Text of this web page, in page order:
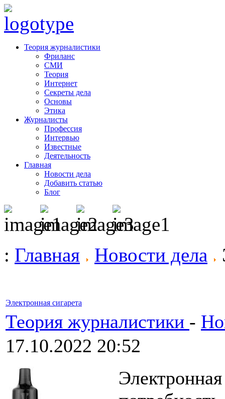
Теория журналистики
Фриланс
СМИ
Теория
Интернет
Секреты дела
Основы
Этика
Журналисты
Профессия
Интервью
Известные
Деятельность
Главная
Новости дела
Добавить статью
Блог
: Главная Новости дела
Электронная сигарета
Теория журналистики -
17.10.2022 20:52